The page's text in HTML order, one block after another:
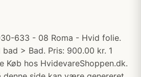
633 - 08 Roma - Hvid folie.
> Bad. Pris: 900.00 kr. 1
Køb hos HvidevareShoppen.dk.